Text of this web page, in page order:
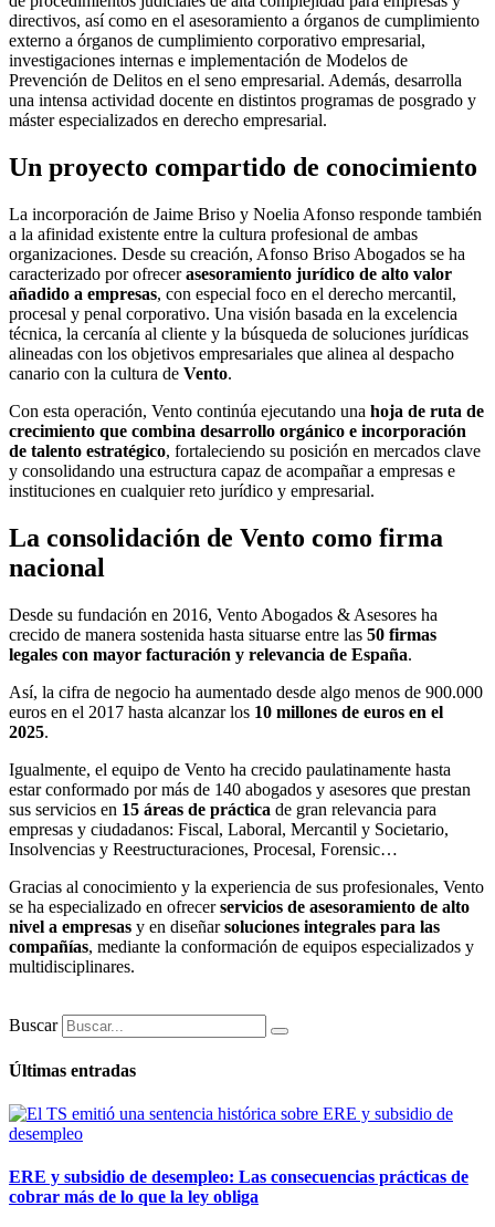
directivos, así como en el asesoramiento a órganos de cumplimiento
externo a órganos de cumplimiento corporativo empresarial,
investigaciones internas e implementación de Modelos de
Prevención de Delitos en el seno empresarial. Además, desarrolla
una intensa actividad docente en distintos programas de posgrado y
máster especializados en derecho empresarial.
Un proyecto compartido de conocimiento
La incorporación de Jaime Briso y Noelia Afonso responde también
a la afinidad existente entre la cultura profesional de ambas
organizaciones. Desde su creación, Afonso Briso Abogados se ha
caracterizado por ofrecerasesoramiento jurídico de alto valor
añadido a empresas, con especial foco en el derecho mercantil,
procesal y penal corporativo. Una visión basada en la excelencia
técnica, la cercanía al cliente y la búsqueda de soluciones jurídicas
alineadas con los objetivos empresariales que alinea al despacho
canario con la cultura de Vento.
Con esta operación, Vento continúa ejecutando una hoja de ruta de
crecimiento que combina desarrollo orgánico e incorporación
de talento estratégico, fortaleciendo su posición en mercados clave
y consolidando una estructura capaz de acompañar a empresas e
instituciones en cualquier reto jurídico y empresarial.
La consolidación de Vento como firma
nacional
Desde su fundación en 2016, Vento Abogados & Asesores ha
crecido de manera sostenida hasta situarse entre las 50 firmas
legales con mayor facturación y relevancia de España.
Así, la cifra de negocio ha aumentado desde algo menos de 900.000
euros en el 2017 hasta alcanzar los 10 millones de euros en el
2025.
Igualmente, el equipo de Vento ha crecido paulatinamente hasta
estar conformado por más de 140 abogados y asesores que prestan
sus servicios en 15 áreas de práctica de gran relevancia para
empresas y ciudadanos: Fiscal, Laboral, Mercantil y Societario,
Insolvencias y Reestructuraciones, Procesal, Forensic…
Gracias al conocimiento y la experiencia de sus profesionales, Vento
se ha especializado en ofrecerservicios de asesoramiento de alto
nivel a empresas y en diseñarsoluciones integrales para las
compañías, mediante la conformación de equipos especializados y
multidisciplinares.
Buscar
Últimas entradas
ERE y subsidio de desempleo: Las consecuencias prácticas de
cobrar más de lo que la ley obliga